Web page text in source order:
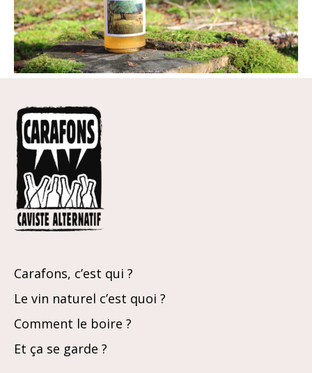
Carafons, c’est qui ?
Le vin naturel c’est quoi ?
Comment le boire ?
Et ça se garde ?